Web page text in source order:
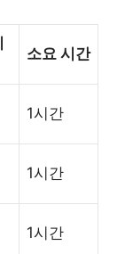
소요 시간
1시간
1시간
1시간